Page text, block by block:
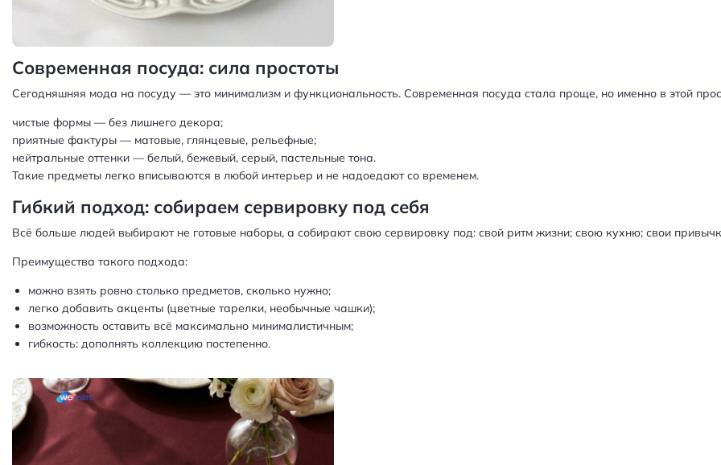
Современная посуда: сила простоты
Сегодняшняя мода на посуду — это минимализм и функциональность. Современная посуда стала проще, но именно в этой
чистые формы — без лишнего декора;
приятные фактуры — матовые, глянцевые, рельефные;
нейтральные оттенки — белый, бежевый, серый, пастельные тона.
Такие предметы легко вписываются в любой интерьер и не надоедают со временем.
Гибкий подход: собираем сервировку под себя
Всё больше людей выбирают не готовые наборы, а собирают свою сервировку под: свой ритм жизни; ​свою кухню; свои
Преимущества такого подхода:
можно взять ровно столько предметов, сколько нужно;
легко добавить акценты (цветные тарелки, необычные чашки);
возможность оставить всё максимально минималистичным;
гибкость: дополнять коллекцию постепенно.